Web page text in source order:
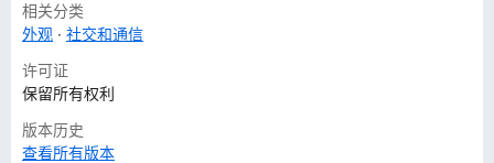
相关分类
外观
社交和通信
许可证
保留所有权利
版本历史
查看所有版本